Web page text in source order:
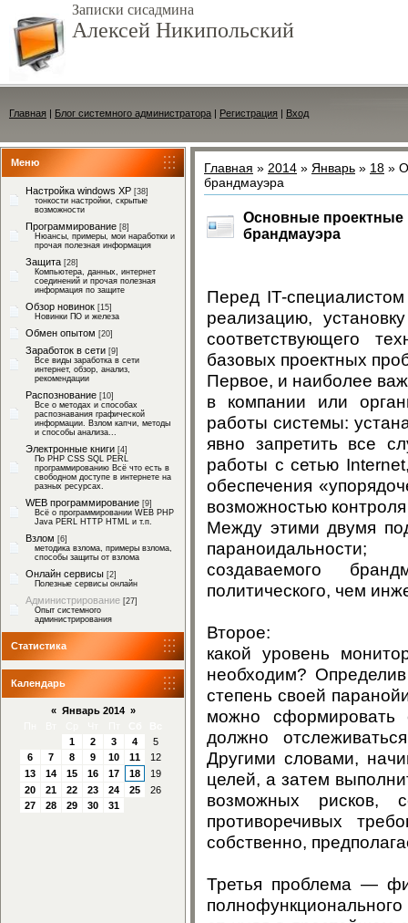
Записки сисадмина
Алексей Никипольский
Главная | Блог системного администратора | Регистрация | Вход
Меню
Настройка windows XP [38]
тонкости настройки, скрытые
возможности
Программирование [8]
Нюансы, примеры, мои наработки и
прочая полезная информация
Защита [28]
Компьютера, данных, интернет
соединений и прочая полезная
информация по защите
Обзор новинок [15]
Новинки ПО и железа
Обмен опытом [20]
Заработок в сети [9]
Все виды заработка в сети
интернет, обзор, анализ,
рекомендации
Распознование [10]
Все о методах и способах
распознавания графической
информации. Взлом капчи, методы
и способы анализа...
Электронные книги [4]
По PHP CSS SQL PERL
программированию Всё что есть в
свободном доступе в интернете на
разных ресурсах.
WEB программирование [9]
Всё о программировании WEB PHP
Java PERL HTTP HTML и т.п.
Взлом [6]
методика взлома, примеры взлома,
способы защиты от взлома
Онлайн сервисы [2]
Полезные сервисы онлайн
Администрирование [27]
Опыт системного
администрирования
Статистика
Календарь
« Январь 2014 »
1
2 3 4
5
6
7 8 9 10 11
12
13
14 15 16 17 18
19
20
21 22 23 24 25
26
27
28 29 30 31
Главная » 2014 » Январь » 18 »
брандмауэра
Основные проектные
брандмауэра
Перед IT-
реализацию,
соответствующего
базовых проектных
Первое, и наиболее
в компании или
работы системы:
явно запретить все
работы с сетью
обеспечения
возможностью
Между этими двумя
создаваемого
политического, чем
Второе:
какой уровень
необходим?
степень своей
можно сформировать
должно
Другими словами,
целей, а затем
возможных рисков,
противоречивых
собственно,
Третья проблема —